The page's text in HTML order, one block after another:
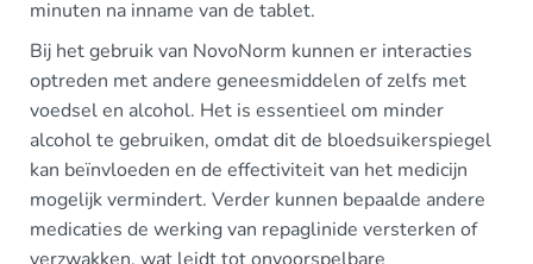
minuten na inname van de tablet.
Bij het gebruik van NovoNorm kunnen er interacties
optreden met andere geneesmiddelen of zelfs met
voedsel en alcohol. Het is essentieel om minder
alcohol te gebruiken, omdat dit de bloedsuikerspiegel
kan beïnvloeden en de effectiviteit van het medicijn
mogelijk vermindert. Verder kunnen bepaalde andere
medicaties de werking van repaglinide versterken of